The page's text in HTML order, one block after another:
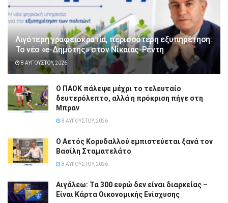
Λιγότερη γραφειοκρατία, περισσότερη εξυπηρέτηση:
Το νέο «e-Δημότης» στον Νίκαιας-Ρέντη
8 ΑΥΓΟΎΣΤΟΥ, 2026
Ο ΠΑΟΚ πάλεψε μέχρι το τελευταίο
δευτερόλεπτο, αλλά η πρόκριση πήγε στη
Μπραν
8 ΑΥΓΟΎΣΤΟΥ, 2026
Ο Αετός Κορυδαλλού εμπιστεύεται ξανά τον
Βασίλη Σταματελάτο
8 ΑΥΓΟΎΣΤΟΥ, 2026
Αιγάλεω: Τα 300 ευρώ δεν είναι διαρκείας –
Είναι Κάρτα Οικονομικής Ενίσχυσης